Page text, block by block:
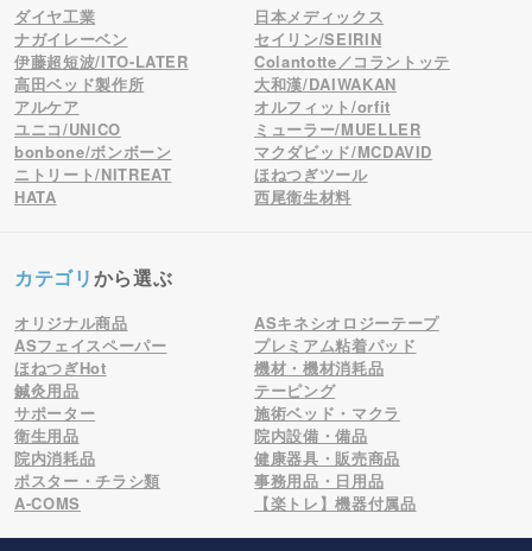
ダイヤ工業
日本メディックス
ナガイレーベン
セイリン/SEIRIN
伊藤超短波/ITO-LATER
Colantotte／コラントッテ
高田ベッド製作所
大和漢/DAIWAKAN
アルケア
オルフィット/orfit
ユニコ/UNICO
ミューラー/MUELLER
bonbone/ボンボーン
マクダビッド/MCDAVID
ニトリート/NITREAT
ほねつぎツール
HATA
西尾衛生材料
カテゴリから選ぶ
オリジナル商品
ASキネシオロジーテープ
ASフェイスペーパー
プレミアム粘着パッド
ほねつぎHot
機材・機材消耗品
鍼灸用品
テーピング
サポーター
施術ベッド・マクラ
衛生用品
院内設備・備品
院内消耗品
健康器具・販売商品
ポスター・チラシ類
事務用品・日用品
A-COMS
【楽トレ】機器付属品